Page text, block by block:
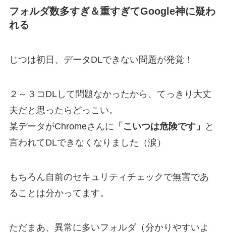
フォルダ数多すぎ＆重すぎてGoogle神に疑わ
れる
じつは初日、データDLできない問題が発覚！
２～３コDLして問題なかったから、てっきり大丈
夫だと思ったらどっこい。
某データがChromeさんに 「こいつは危険です」
と
言われてDLできなくなりました（涙）
もちろん自前のセキュリティチェックで無害であ
ることは分かってます。
ただまあ、異常に多いフォルダ（分かりやすいよ